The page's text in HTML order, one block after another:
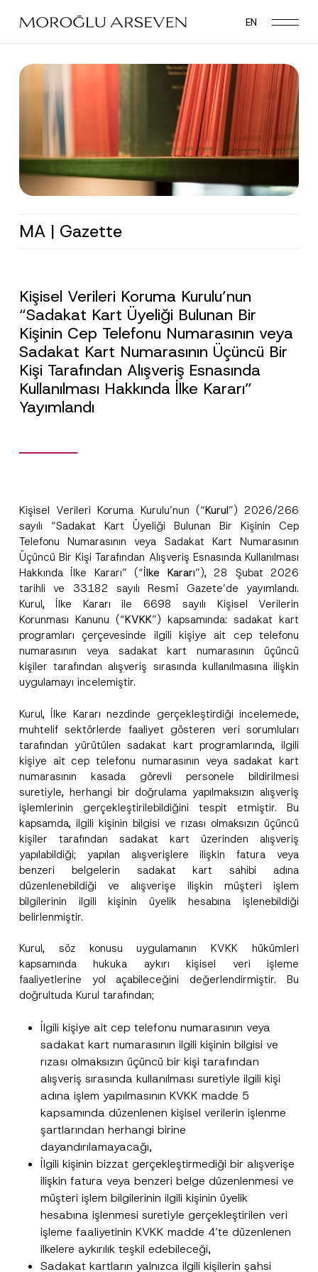
main
EN
MA | Gazette
Kişisel Verileri Koruma Kurulu’nun
“Sadakat Kart Üyeliği Bulunan Bir
Kişinin Cep Telefonu Numarasının veya
Sadakat Kart Numarasının Üçüncü Bir
Kişi Tarafından Alışveriş Esnasında
Kullanılması Hakkında İlke Kararı”
Yayımlandı
Kişisel Verileri Koruma Kurulu’nun (“Kurul”) 2026/266
sayılı “Sadakat Kart Üyeliği Bulunan Bir Kişinin Cep
Telefonu Numarasının veya Sadakat Kart Numarasının
Üçüncü Bir Kişi Tarafından Alışveriş Esnasında Kullanılması
Hakkında İlke Kararı” (“İlke Kararı”), 28 Şubat 2026
tarihli ve 33182 sayılı Resmî Gazete’de yayımlandı.
Kurul, İlke Kararı ile 6698 sayılı Kişisel Verilerin
Korunması Kanunu (“KVKK”) kapsamında: sadakat kart
programları çerçevesinde ilgili kişiye ait cep telefonu
numarasının veya sadakat kart numarasının üçüncü
kişiler tarafından alışveriş sırasında kullanılmasına ilişkin
uygulamayı incelemiştir.
Kurul, İlke Kararı nezdinde gerçekleştirdiği incelemede,
muhtelif sektörlerde faaliyet gösteren veri sorumluları
tarafından yürütülen sadakat kart programlarında, ilgili
kişiye ait cep telefonu numarasının veya sadakat kart
numarasının kasada görevli personele bildirilmesi
suretiyle, herhangi bir doğrulama yapılmaksızın alışveriş
işlemlerinin gerçekleştirilebildiğini tespit etmiştir. Bu
kapsamda, ilgili kişinin bilgisi ve rızası olmaksızın üçüncü
kişiler tarafından sadakat kart üzerinden alışveriş
yapılabildiği; yapılan alışverişlere ilişkin fatura veya
benzeri belgelerin sadakat kart sahibi adına
düzenlenebildiği ve alışverişe ilişkin müşteri işlem
bilgilerinin ilgili kişinin üyelik hesabına işlenebildiği
belirlenmiştir.
Kurul, söz konusu uygulamanın KVKK hükümleri
kapsamında hukuka aykırı kişisel veri işleme
faaliyetlerine yol açabileceğini değerlendirmiştir. Bu
doğrultuda Kurul tarafından;
İlgili kişiye ait cep telefonu numarasının veya
sadakat kart numarasının ilgili kişinin bilgisi ve
rızası olmaksızın üçüncü bir kişi tarafından
alışveriş sırasında kullanılması suretiyle ilgili kişi
adına işlem yapılmasının KVKK madde 5
kapsamında düzenlenen kişisel verilerin işlenme
şartlarından herhangi birine
dayandırılamayacağı,
İlgili kişinin bizzat gerçekleştirmediği bir alışverişe
ilişkin fatura veya benzeri belge düzenlenmesi ve
müşteri işlem bilgilerinin ilgili kişinin üyelik
hesabına işlenmesi suretiyle gerçekleştirilen veri
işleme faaliyetinin KVKK madde 4’te düzenlenen
ilkelere aykırılık teşkil edebileceği,
Sadakat kartların yalnızca ilgili kişilerin şahsi